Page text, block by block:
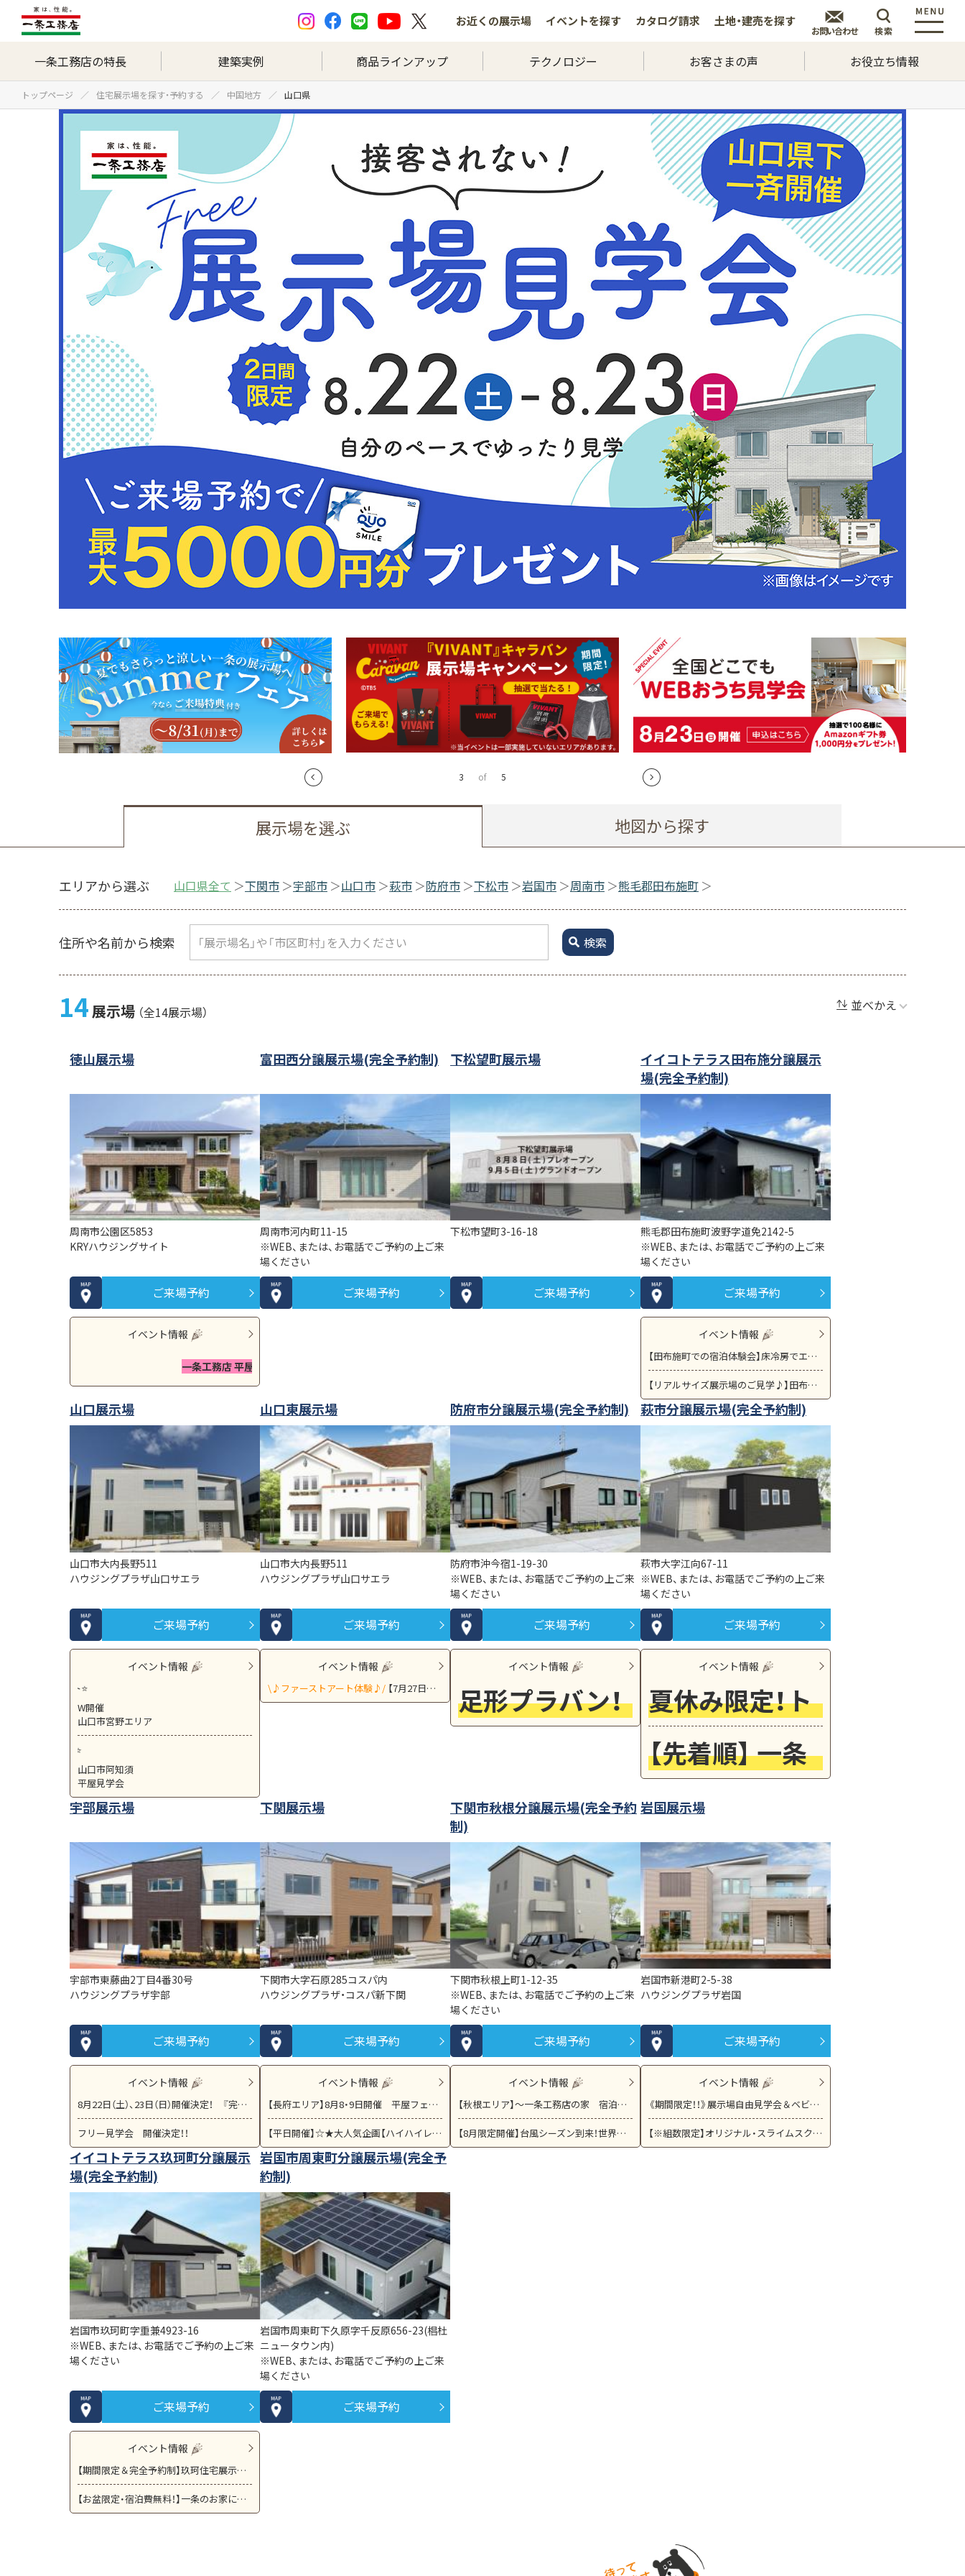
お近くの展示場 イベントを探す カタログ請求 土地・建売を探す
お問い合わせ 検索
一条工務店の特長 建築実例 商品ラインアップ テクノロジー お客さまの声 お役立ち情報
トップページ 住宅展示場を探す・予約する 中国地方 山口県
4 of 5
展示場を選ぶ 地図から探す
エリアから選ぶ 山口県全て 下関市 宇部市 山口市 萩市 防府市 下松市 岩国市 周南市 熊毛郡田布施町
住所や名前から検索 検索
14 展示場 （全14展示場） 並べかえ
徳山展示場
周南市公園区5853
KRYハウジングサイト
ご来場予約
イベント情報
一条工務店 平屋見学会 8/14-21【無料】
富田西分譲展示場(完全予約制)
周南市河内町11-15
※WEB、または、お電話でご予約の上ご来
場ください
ご来場予約
下松望町展示場
下松市望町3-16-18
ご来場予約
イイコトテラス田布施分譲展示
場(完全予約制)
熊毛郡田布施町波野字道免2142-5
※WEB、または、お電話でご予約の上ご来
場ください
ご来場予約
イベント情報
【田布施町での宿泊体験会】床冷房でエアコンを付けない生活の体験可能♪
【リアルサイズ展示場のご見学♪】田布施町で26坪の平屋をご見学可能です！初めてご参加の方には5000円分の商品券をプレゼント！！
山口展示場
山口市大内長野511
ハウジングプラザ山口サエラ
ご来場予約
イベント情報
⭐初めてのご参加で5,000円分のクオカードプレゼント⭐
【8月8日(土)～8月16日(日)】
W開催
山口市宮野エリア
山口市阿知須
平屋見学会
山口東展示場
山口市大内長野511
ハウジングプラザ山口サエラ
ご来場予約
イベント情報
\♪ファーストアート体験♪/ 【7月27日～31日in萩市江向】【8月10日11日,14日15日inサエラ】【8月17日～23日in防府市沖今宿】
防府市分譲展示場(完全予約制)
防府市沖今宿1-19-30
※WEB、または、お電話でご予約の上ご来
場ください
ご来場予約
イベント情報
足形プラバン！キーホルダーづくり♬
萩市分譲展示場(完全予約制)
萩市大字江向67-11
※WEB、または、お電話でご予約の上ご来
場ください
ご来場予約
イベント情報
夏休み限定！トミカ釣り＆ガラポン抽選inサエラ
【先着順】 一条の見学会&宿泊体験会を開催！
宇部展示場
宇部市東藤曲2丁目4番30号
ハウジングプラザ宇部
ご来場予約
イベント情報
8月22日（土）、23日（日）開催決定！ 『完成現場見学会』 宇部市黒石エリア！！
フリー見学会 開催決定！！
下関展示場
下関市大字石原285コスパ内
ハウジングプラザ・コスパ新下関
ご来場予約
イベント情報
【長府エリア】8月8・9日開催 平屋フェス！！
【平日開催】☆★大人気企画【ハイハイレース】開催★☆参加者特典あり★☆
下関市秋根分譲展示場(完全予約
制)
下関市秋根上町1-12-35
※WEB、または、お電話でご予約の上ご来
場ください
ご来場予約
イベント情報
【秋根エリア】～一条工務店の家 宿泊体験会～
【8月限定開催】台風シーズン到来！世界初の「浮く家」で水害から日常を守る。耐水害住宅見学＆体験会
岩国展示場
岩国市新港町2-5-38
ハウジングプラザ岩国
ご来場予約
イベント情報
《期間限定！！》展示場自由見学会＆ベビーフォト撮影会 営業担当つかずに展示場ご見学できます！
【※組数限定】オリジナル・スライムスクイーズ作り体験 参加費無料！
イイコトテラス玖珂町分譲展示
場(完全予約制)
岩国市玖珂町字重兼4923-16
※WEB、または、お電話でご予約の上ご来
場ください
ご来場予約
イベント情報
【期間限定＆完全予約制】玖珂住宅展示場「見るだけ見学会」開催！ 自分のペースでモデルルームを見てみませんか？？
【お盆限定・宿泊費無料！】一条のお家に泊まってみませんか？宿泊体験イベント開催中！
岩国市周東町分譲展示場(完全予
約制)
岩国市周東町下久原字千反原656-23(椙杜
ニュータウン内)
※WEB、または、お電話でご予約の上ご来
場ください
ご来場予約